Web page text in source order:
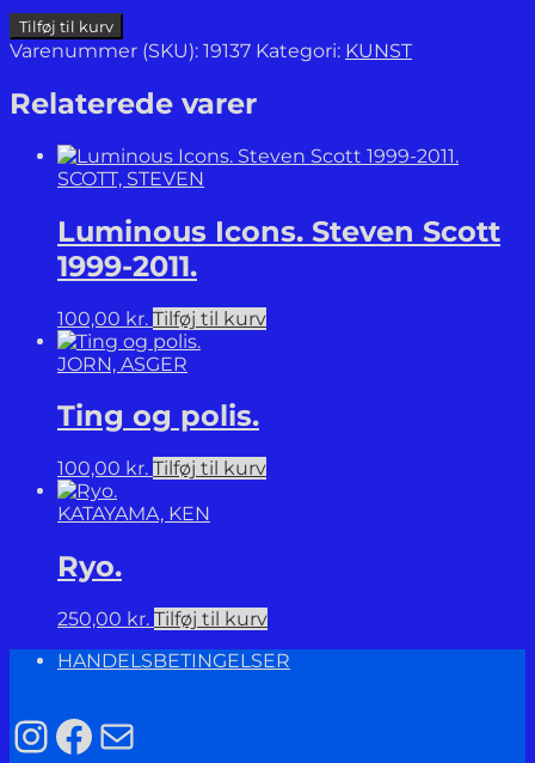
Dyr
og
antal
Tilføj til kurv
Varenummer (SKU): 19137 Kategori: KUNST
Relaterede varer
SCOTT, STEVEN
Luminous Icons. Steven Scott
1999-2011.
100,00 kr. Tilføj til kurv
JORN, ASGER
Ting og polis.
100,00 kr. Tilføj til kurv
KATAYAMA, KEN
Ryo.
250,00 kr. Tilføj til kurv
HANDELSBETINGELSER
Instagram
Facebook
Mail